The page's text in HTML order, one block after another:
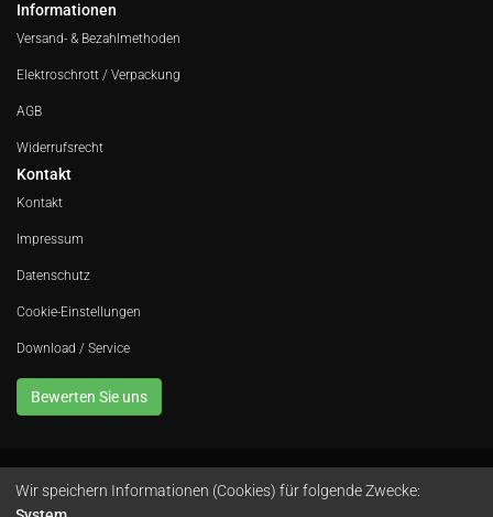
Informationen
Versand- & Bezahlmethoden
Elektroschrott / Verpackung
AGB
Widerrufsrecht
Kontakt
Kontakt
Impressum
Datenschutz
Cookie-Einstellungen
Download / Service
Bewerten Sie uns
Avola GmbH • In der Fleute 52 • 42389 Wuppertal • Telefon 0202 260 666 0
Wir speichern Informationen (Cookies) für folgende Zwecke: